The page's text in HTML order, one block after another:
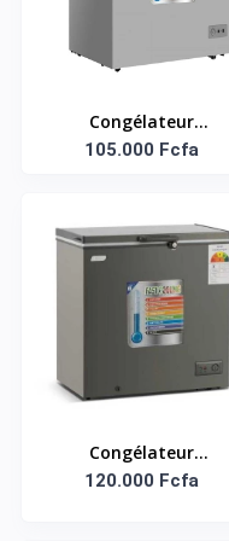
Congélateur
Horizontal SMART
105.000 Fcfa
Congélateur
Horizontal Smart –
120.000 Fcfa